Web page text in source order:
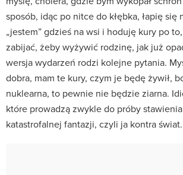
sposób, idąc po nitce do kłębka, łapię się
„jestem” gdzieś na wsi i hoduję kury po
zabijać, żeby wyżywić rodzinę, jak już
wersja wydarzeń rodzi kolejne pytania.
dobra, mam te kury, czym je będę żywił,
nuklearna, to pewnie nie będzie ziarna.
które prowadzą zwykle do próby stawienia
katastrofalnej fantazji, czyli ja kontra świat.